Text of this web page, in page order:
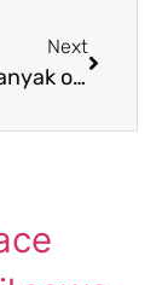
Next
Semakin banyak orang yang menyukai penyewaan Hiace dari Semarang ke Bekasi